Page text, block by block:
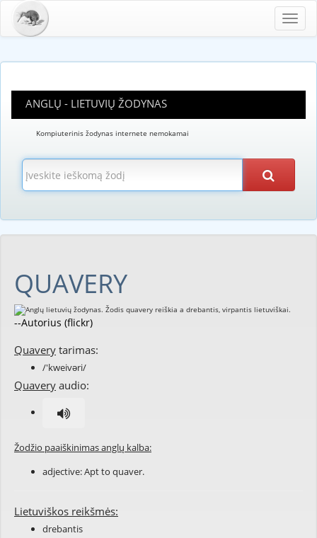
ANGLŲ - LIETUVIŲ ŽODYNAS
Kompiuterinis žodynas internete nemokamai
QUAVERY
--Autorius (flickr)
Quavery tarimas:
/'kweivəri/
Quavery audio:
Žodžio paaiškinimas anglų kalba:
adjective: Apt to quaver.
Lietuviškos reikšmės:
drebantis